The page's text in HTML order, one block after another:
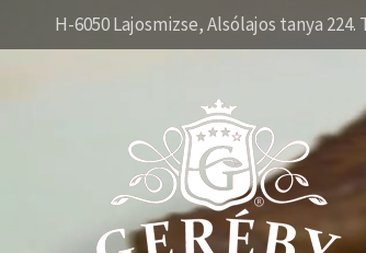
H-6050 Lajosmizse, Alsólajos tanya 224.